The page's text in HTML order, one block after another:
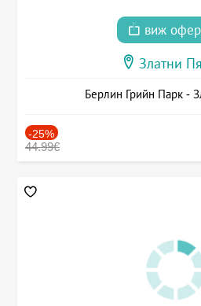
виж
Златни
Берлин Грийн Парк -
-25%
44.99€